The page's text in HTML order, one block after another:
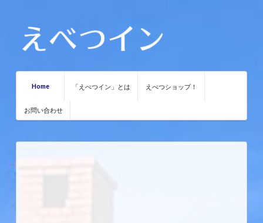
Home 「えべつイン」とは えべつショップ！
お問い合わせ